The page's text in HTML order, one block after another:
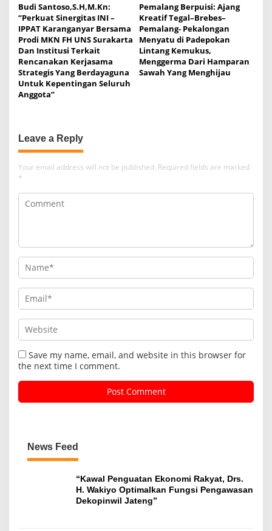
Budi Santoso,S.H,M.Kn:
“Perkuat Sinergitas INI –
IPPAT Karanganyar Bersama
Prodi MKN FH UNS Surakarta
Dan Institusi Terkait
Rencanakan Kerjasama
Strategis Yang Berdayaguna
Untuk Kepentingan Seluruh
Anggota”
Pemalang Berpuisi: Ajang
Kreatif Tegal–Brebes–
Pemalang- Pekalongan
Menyatu di Padepokan
Lintang Kemukus,
Menggerma Dari Hamparan
Sawah Yang Menghijau
Leave a Reply
Your email address will not be published. Required fields are marked
*
Save my name, email, and website in this browser for
the next time I comment.
News Feed
“Kawal Penguatan Ekonomi Rakyat, Drs.
H. Wakiyo Optimalkan Fungsi Pengawasan
Dekopinwil Jateng”